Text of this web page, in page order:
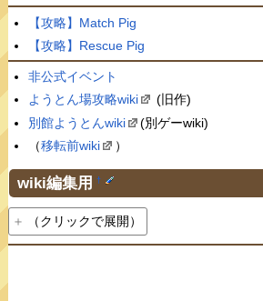
【攻略】Match Pig
【攻略】Rescue Pig
非公式イベント
ようとん場攻略wiki
(旧作)
別館ようとんwiki
(別ゲーwiki)
（移転前wiki ）
wiki編集用 †
（クリックで展開）